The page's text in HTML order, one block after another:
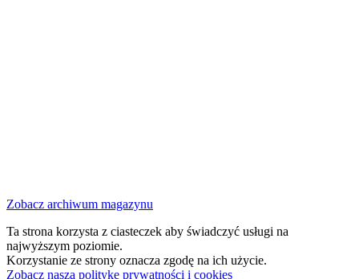
Zobacz archiwum magazynu
Ta strona korzysta z ciasteczek aby świadczyć usługi na
najwyższym poziomie.
Korzystanie ze strony oznacza zgodę na ich użycie.
Zobacz naszą politykę prywatności i cookies